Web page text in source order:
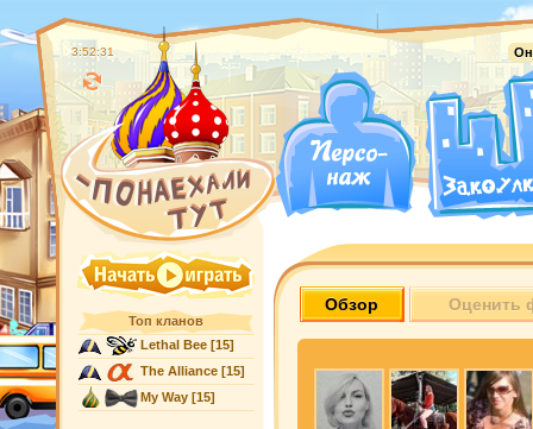
3:52:32
Топ кланов
Lethal Bee[15]
The Alliance[15]
My Way[15]
Обзор Оценить